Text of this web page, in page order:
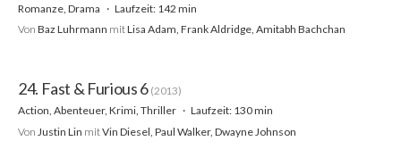
Romanze, Drama
Laufzeit: 142 min
Von Baz Luhrmann mitLisa Adam, Frank Aldridge, Amitabh Bachchan
24. Fast & Furious 6 (2013)
Action, Abenteuer, Krimi, Thriller
Laufzeit: 130 min
Von Justin Lin mitVin Diesel, Paul Walker, Dwayne Johnson